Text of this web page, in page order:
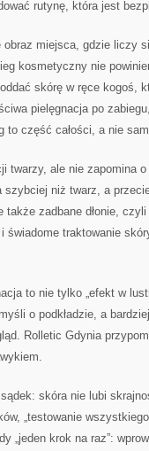
rutynę, która jest
miejsca, gdzie liczy
kosmetyczny nie
skórę w ręce kogoś,
pielęgnacja po
to część całości, a nie
twarzy, ale nie zapomina
niż twarz, a
także zadbane dłonie,
świadome traktowanie
to nie tylko „efekt w
o podkładzie, a
Rolletic Gdynia
skóra nie lubi
„testowanie
„jeden krok na raz”: